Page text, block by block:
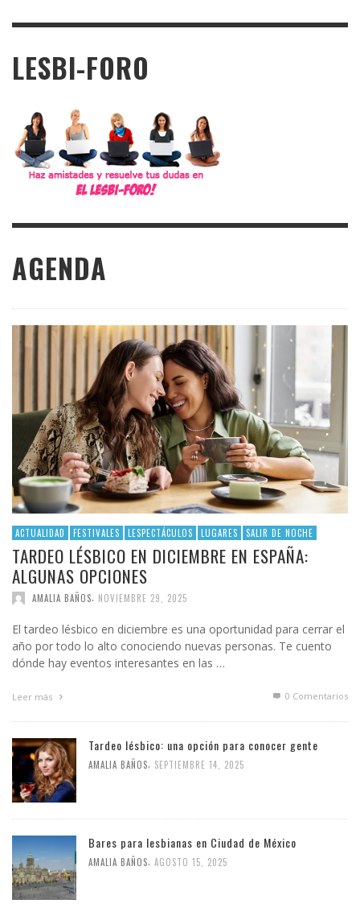
LESBI-FORO
AGENDA
ACTUALIDAD FESTIVALES LESPECTÁCULOS LUGARES SALIR DE NOCHE
TARDEO LÉSBICO EN DICIEMBRE EN ESPAÑA:
ALGUNAS OPCIONES
AMALIA BAÑOS NOVIEMBRE 29, 2025
El tardeo lésbico en diciembre es una oportunidad para cerrar el
año por todo lo alto conociendo nuevas personas. Te cuento
dónde hay eventos interesantes en las …
Leer más 0 Comentarios
Tardeo lésbico: una opción para conocer gente
AMALIA BAÑOS SEPTIEMBRE 14, 2025
Bares para lesbianas en Ciudad de México
AMALIA BAÑOS AGOSTO 15, 2025